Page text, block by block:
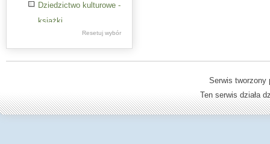
Dziedzictwo kulturowe -
książki
Resetuj wybór
Serwis
Ten serwis działa